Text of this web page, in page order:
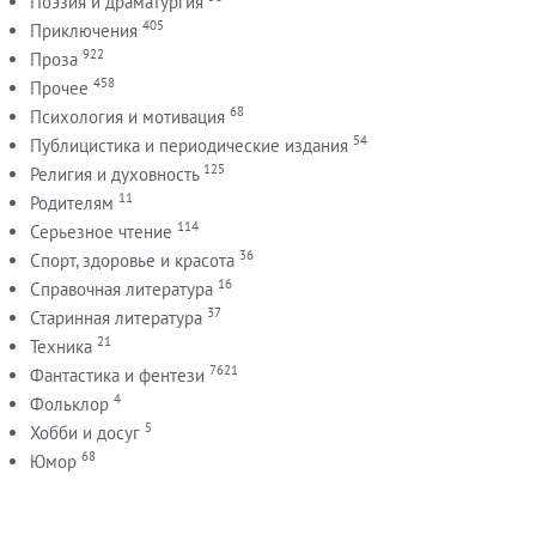
Приключения 405
Проза 922
Прочее 458
Психология и мотивация 68
Публицистика и периодические издания 54
Религия и духовность 125
Родителям 11
Серьезное чтение 114
Спорт, здоровье и красота 36
Справочная литература 16
Старинная литература 37
Техника 21
Фантастика и фентези 7621
Фольклор 4
Хобби и досуг 5
Юмор 68